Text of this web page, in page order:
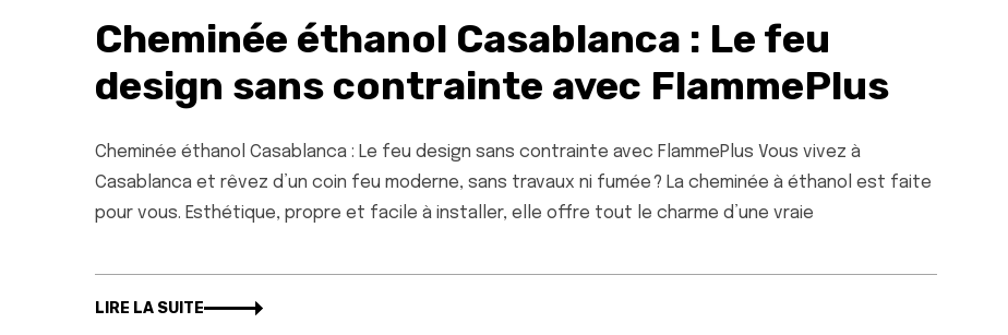
Cheminée éthanol Casablanca : Le feu
design sans contrainte avec FlammePlus
Cheminée éthanol Casablanca : Le feu design sans contrainte avec FlammePlus Vous vivez à
Casablanca et rêvez d’un coin feu moderne, sans travaux ni fumée ? La cheminée à éthanol est faite
pour vous. Esthétique, propre et facile à installer, elle offre tout le charme d’une vraie
LIRE LA SUITE